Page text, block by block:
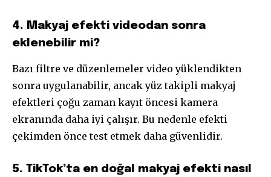
4. Makyaj efekti videodan sonra
eklenebilir mi?
Bazı filtre ve düzenlemeler video yüklendikten
sonra uygulanabilir, ancak yüz takipli makyaj
efektleri çoğu zaman kayıt öncesi kamera
ekranında daha iyi çalışır. Bu nedenle efekti
çekimden önce test etmek daha güvenlidir.
5. TikTok’ta en doğal makyaj efekti nasıl